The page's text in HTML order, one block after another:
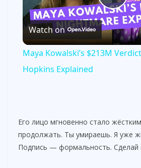
P
l
V
Watch on
Maya Kowalski’s $213M
Hopkins Explained
Его лицо мгновенно стало
продолжать. Ты умираешь. Я уже
Подпись — формальность. Сделай